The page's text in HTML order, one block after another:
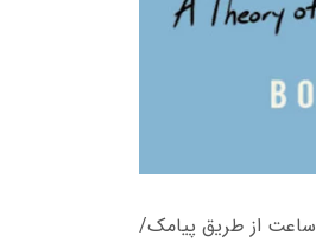
زمان تحویل کتاب های 600 هزار تومانی دانلود فوری از حساب کاربری می باشد، و زمان تحویل لینک دانلود کتاب های 500 هزار تومانی حداکثر 12 ساعت از طریق پیامک/